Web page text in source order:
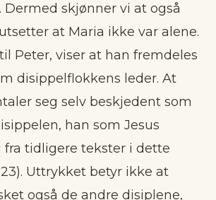
Dermed skjønner vi at også
at Maria ikke var alene.
Peter, viser at han fremdeles
disippelflokkens leder. At
seg selv beskjedent som
han som Jesus
fra tidligere tekster i dette
Uttrykket betyr ikke at
også de andre disiplene,